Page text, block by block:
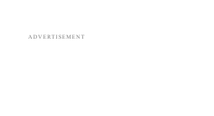
ADVERTISEMENT